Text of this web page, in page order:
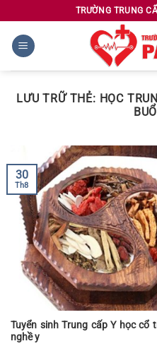
nội
dung
TRƯỜNG TRUNG
LƯU TRỮ THẺ: HỌC
Tuyển sinh Trung cấp Y học cổ
nghề y
30
Th8